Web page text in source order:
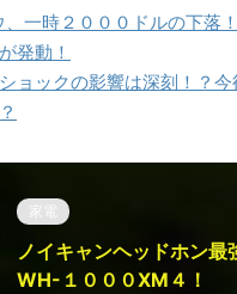
、一時２０００ドルの下落
発動！
ョックの影響は深刻！？
家電
ノイキャンヘッドホン
WH-１０００ⅩM４！